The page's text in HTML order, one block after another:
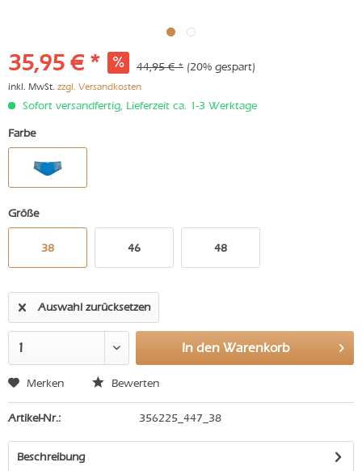
35,95 € * 44,95 € * (20% gespart)
inkl. MwSt. zzgl. Versandkosten
Sofort versandfertig, Lieferzeit ca. 1-3 Werktage
Farbe
Größe
38 46 48
Auswahl zurücksetzen
In den Warenkorb
Merken Bewerten
Artikel-Nr.: 356225_447_38
Beschreibung